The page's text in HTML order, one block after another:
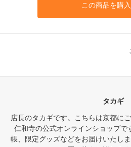
この商品を購
タカギ
店長のタカギです。こちらは京都に
仁和寺の公式オンラインショップで
帳、限定グッズなどをお届けいたし